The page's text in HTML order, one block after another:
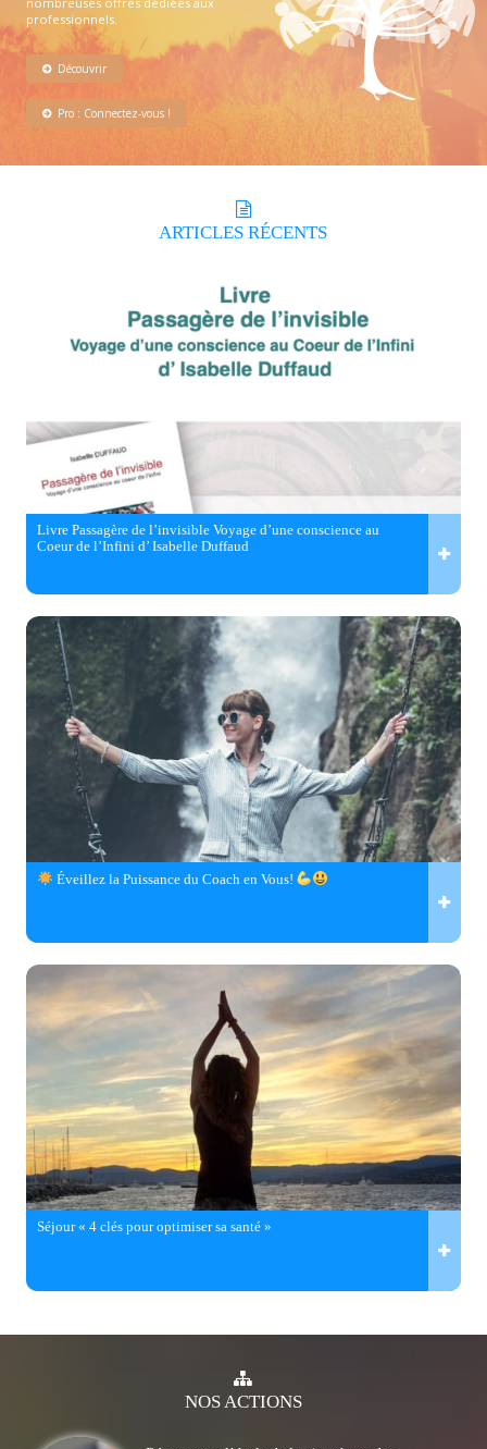
professionnels.
Découvrir
Pro : Connectez-vous !
ARTICLES RÉCENTS
Livre Passagère de l’invisible Voyage d’une conscience au
Coeur de l’Infini d’ Isabelle Duffaud
Éveillez la Puissance du Coach en Vous!
Séjour « 4 clés pour optimiser sa santé »
NOSACTIONS